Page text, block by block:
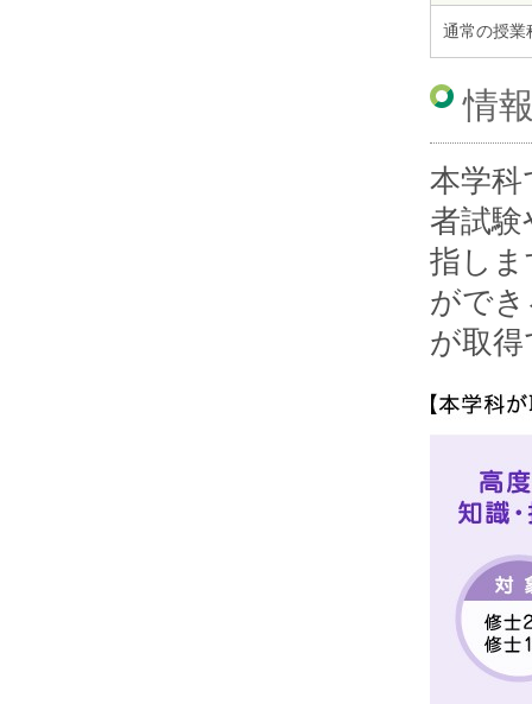
通常の授業
情
本学
者試
指し
がで
が取